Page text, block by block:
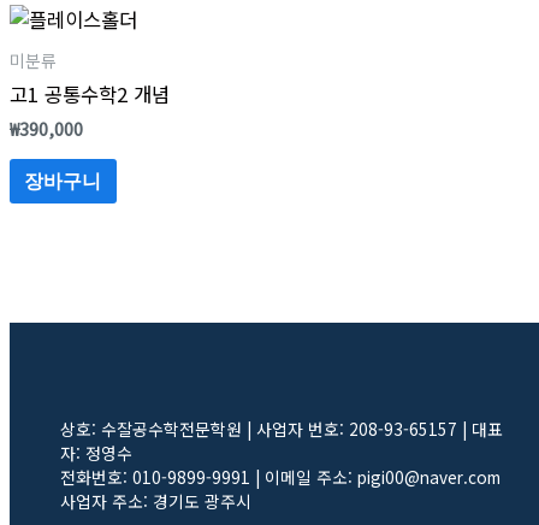
미분류
고1 공통수학2 개념
₩390,000
장바구니
상호: 수잘공수학전문학원 | 사업자 번호: 208-93-65157 | 대표
자: 정영수
전화번호: 010-9899-9991 | 이메일 주소: pigi00@naver.com
사업자 주소: 경기도 광주시